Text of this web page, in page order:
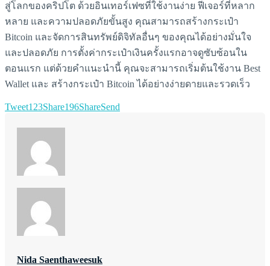
สู่โลกของคริปโต ด้วยอินเทอร์เฟซที่ใช้งานง่าย ฟีเจอร์ที่หลาก
หลาย และความปลอดภัยขั้นสูง คุณสามารถสร้างกระเป๋า
Bitcoin และจัดการสินทรัพย์ดิจิทัลอื่นๆ ของคุณได้อย่างมั่นใจ
และปลอดภัย การตั้งค่ากระเป๋าเงินครั้งแรกอาจดูซับซ้อนใน
ตอนแรก แต่ด้วยคำแนะนำนี้ คุณจะสามารถเริ่มต้นใช้งาน Best
Wallet และ สร้างกระเป๋า Bitcoin ได้อย่างง่ายดายและรวดเร็ว
Tweet123Share196ShareSend
Nida Saenthaweesuk